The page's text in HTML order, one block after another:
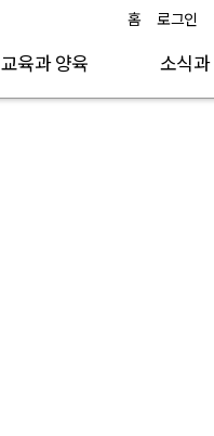
홈 로그인
교육과 양육 소식